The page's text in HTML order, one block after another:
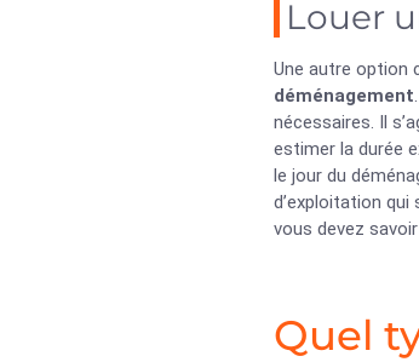
Louer
Une autre option
déménagement
nécessaires. Il
estimer la durée
le jour du
d’exploitation qui
vous devez
Quel